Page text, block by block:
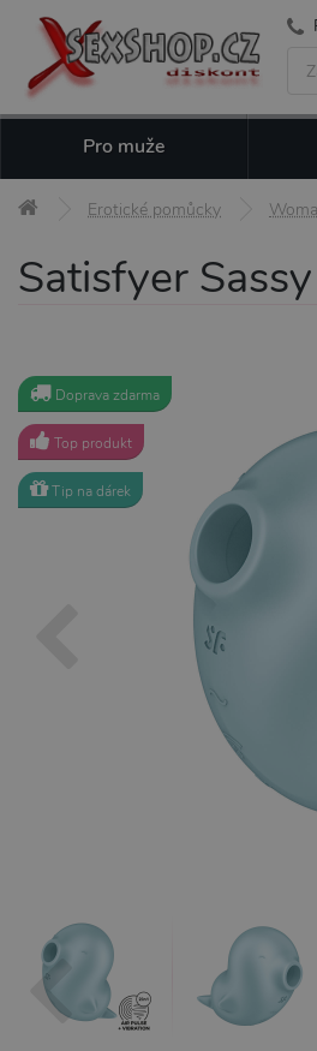
Pro muže
Erotické pomůcky
Satisfyer
Doprava zdarma
Top produkt
Tip na dárek